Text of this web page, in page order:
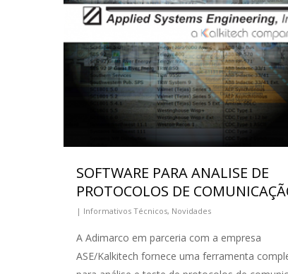
SOFTWARE PARA ANALISE DE
PROTOCOLOS DE
| Informativos Técnicos, Novidades
A Adimarco em parceria com a empresa
ASE/Kalkitech fornece uma ferramenta